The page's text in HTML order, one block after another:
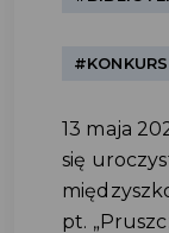
#KONKURS
13 maja
się
pt.